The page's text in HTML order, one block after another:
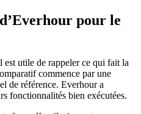
pour le
est utile de rappeler ce qui fait la
commence par une
de référence. Everhour a
fonctionnalités bien exécutées.